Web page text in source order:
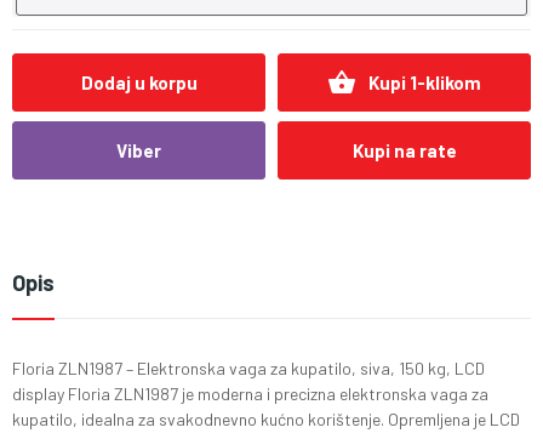
Dodaj u korpu shopping_basket Kupi 1-klikom
Viber Kupi na rate
Opis
Floria ZLN1987 – Elektronska vaga za kupatilo, siva, 150 kg, LCD
display Floria ZLN1987 je moderna i precizna elektronska vaga za
kupatilo, idealna za svakodnevno kućno korištenje. Opremljena je LCD